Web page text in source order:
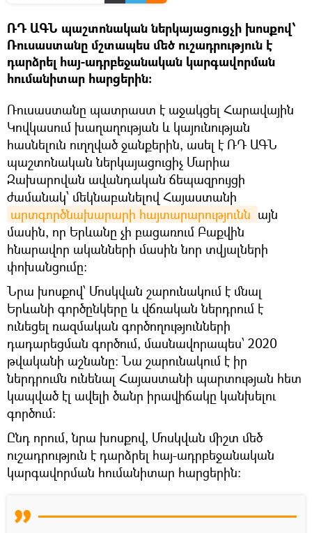
ՌԴ ԱԳՆ պաշտոնական ներկայացուցչի խոսքով՝
Ռուսաստանը մշտապես մեծ ուշադրություն է
դարձրել հայ-ադրբեջանական կարգավորման
հումանիտար հարցերին:
Ռուսաստանը պատրաստ է աջակցել Հարավային
Կովկասում խաղաղության և կայունության
հասնելուն ուղղված ջանքերին, ասել է ՌԴ ԱԳՆ
պաշտոնական ներկայացուցիչ Մարիա
Զախարովան ավանդական ճեպազրույցի
ժամանակ՝ մեկնաբանելով Հայաստանի
արտգործնախարարի հայտարարությունն այն
մասին, որ Երևանը չի բացառում Բաքվին
հնարավոր ականների մասին նոր տվյալների
փոխանցումը:
Նրա խոսքով՝ Մոսկվան շարունակում է մնալ
Երևանի գործընկերը և վճռական ներդրում է
ունեցել ռազմական գործողությունների
դադարեցման գործում, մասնավորապես՝ 2020
թվականի աշնանը: Նա շարունակում է իր
ներդրումն ունենալ Հայաստանի պարտության հետ
կապված էլ ավելի ծանր իրավիճակը կանխելու
գործում:
Ընդ որում, նրա խոսքով, Մոսկվան միշտ մեծ
ուշադրություն է դարձրել հայ-ադրբեջանական
կարգավորման հումանիտար հարցերին։